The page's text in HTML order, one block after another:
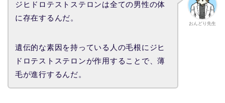
おんどり先生
ジヒドロテストステロンは全ての男性の体
に存在するんだ。
遺伝的な素因を持っている人の毛根にジヒ
ドロテストステロンが作用することで、薄
毛が進行するんだ。